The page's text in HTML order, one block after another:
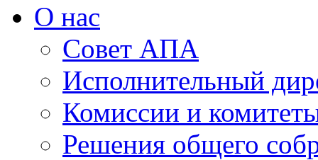
О нас
Совет АПА
Исполнительный
Комиссии и
Решения общего